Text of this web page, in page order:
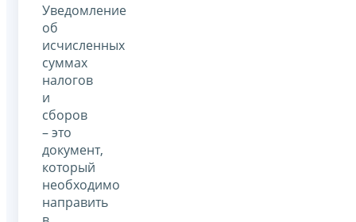
Уведомление
об
исчисленных
суммах
налогов
и
сборов
– это
документ,
который
необходимо
направить